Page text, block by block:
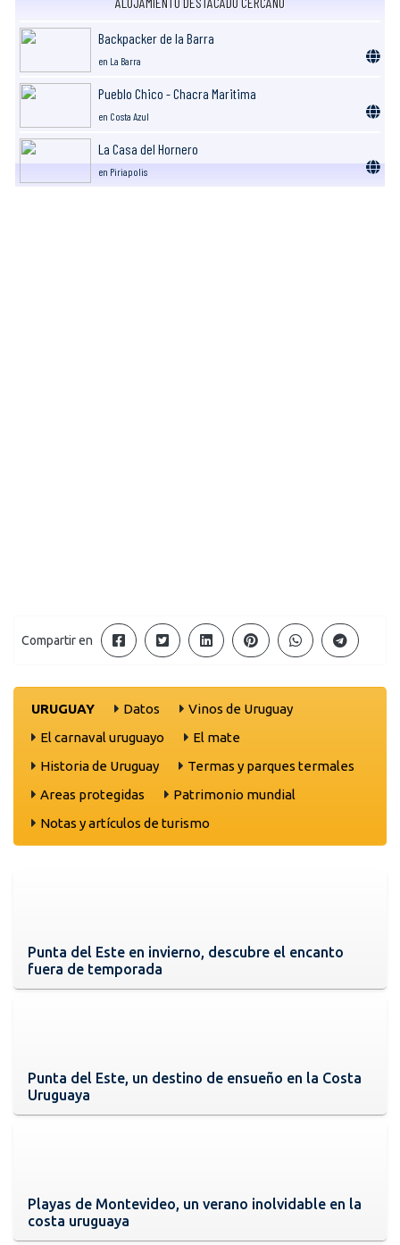
Backpacker de la Barra
en La Barra
Pueblo Chico - Chacra Maritima
en Costa Azul
La Casa del Hornero
en Piriapolis
Compartir en
URUGUAY Datos
Vinos de Uruguay
El carnaval uruguayo
El mate
Historia de Uruguay
Termas y parques termales
Areas protegidas
Patrimonio mundial
Notas y artículos de turismo
Punta del Este en invierno, descubre el encanto
fuera de temporada
Punta del Este, un destino de ensueño en la Costa
Uruguaya
Playas de Montevideo, un verano inolvidable en la
costa uruguaya